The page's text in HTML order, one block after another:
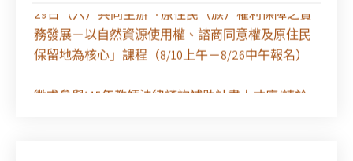
29日（六）共同主辦「原住民（族）權利保障之實
務發展－以自然資源使用權、諮商同意權及原住民
保留地為核心」課程（8/10上午－8/26中午報名）
徵求參與115年教師法律諮詢補助計畫人才庫(請於